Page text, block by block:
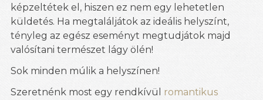
képzeltétek el, hiszen ez nem egy lehetetlen
küldetés. Ha megtaláljátok az ideális helyszínt,
tényleg az egész eseményt megtudjátok majd
valósítani természet lágy ölén!
Sok minden múlik a helyszínen!
Szeretnénk most egy rendkívül romantikus